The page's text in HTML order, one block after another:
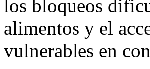
los bloqueos
alimentos y el
vulnerables en